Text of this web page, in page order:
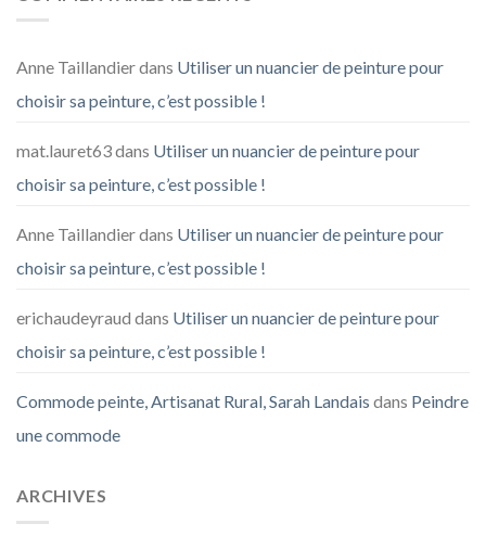
Anne Taillandierdans Utiliser un nuancier de peinture pour
choisir sa peinture, c’est possible !
mat.lauret63dans Utiliser un nuancier de peinture pour
choisir sa peinture, c’est possible !
Anne Taillandierdans Utiliser un nuancier de peinture pour
choisir sa peinture, c’est possible !
erichaudeyraud dans Utiliser un nuancier de peinture pour
choisir sa peinture, c’est possible !
Commode peinte, Artisanat Rural, Sarah Landais dans Peindre
une commode
ARCHIVES